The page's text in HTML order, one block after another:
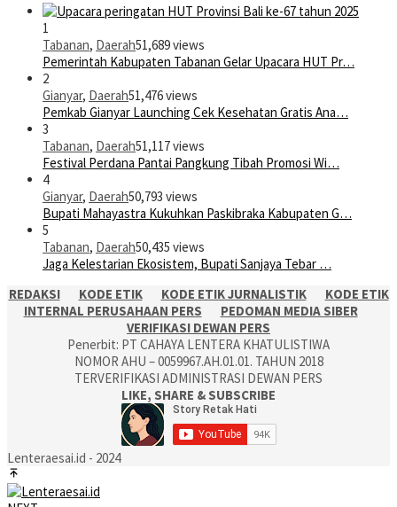
1
Tabanan, Daerah51,689 views
Pemerintah Kabupaten Tabanan Gelar Upacara HUT Pr…
2
Gianyar, Daerah51,476 views
Pemkab Gianyar Launching Cek Kesehatan Gratis Ana…
3
Tabanan, Daerah51,117 views
Festival Perdana Pantai Pangkung Tibah Promosi Wi…
4
Gianyar, Daerah50,793 views
Bupati Mahayastra Kukuhkan Paskibraka Kabupaten G…
5
Tabanan, Daerah50,435 views
Jaga Kelestarian Ekosistem, Bupati Sanjaya Tebar …
REDAKSI
KODE ETIK KODE ETIK JURNALISTIK
KODE ETIK
INTERNAL PERUSAHAAN PERS
PEDOMAN MEDIA SIBER
VERIFIKASI DEWAN PERS
Penerbit: PT CAHAYA LENTERA KHATULISTIWA
NOMOR AHU – 0059967.AH.01.01. TAHUN 2018
TERVERIFIKASI ADMINISTRASI DEWAN PERS
LIKE, SHARE & SUBSCRIBE
Lenteraesai.id - 2024